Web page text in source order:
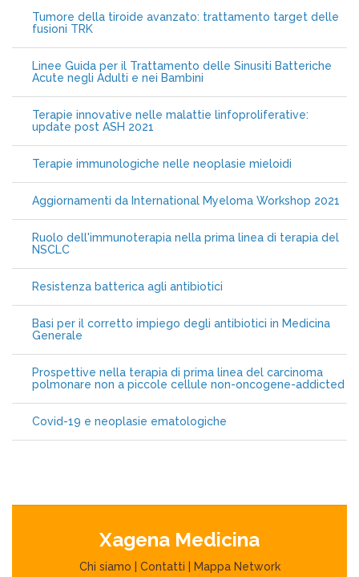
Tumore della tiroide avanzato: trattamento target delle
fusioni TRK
Linee Guida per il Trattamento delle Sinusiti Batteriche
Acute negli Adulti e nei Bambini
Terapie innovative nelle malattie linfoproliferative:
update post ASH 2021
Terapie immunologiche nelle neoplasie mieloidi
Aggiornamenti da International Myeloma Workshop 2021
Ruolo dell'immunoterapia nella prima linea di terapia del
NSCLC
Resistenza batterica agli antibiotici
Basi per il corretto impiego degli antibiotici in Medicina
Generale
Prospettive nella terapia di prima linea del carcinoma
polmonare non a piccole cellule non-oncogene-addicted
Covid-19 e neoplasie ematologiche
Xagena Medicina
Chi siamo Contatti Mappa Network